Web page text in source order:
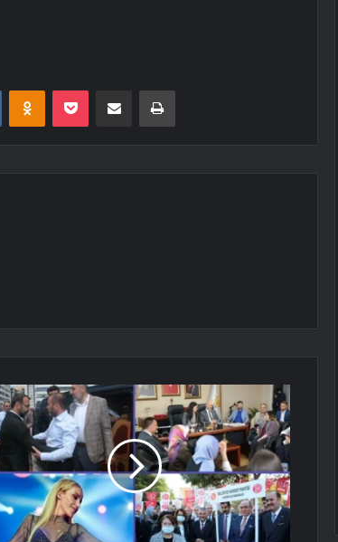
VKontakteOdnoklassniki
Pocket E-Posta ile paylaş Yazdır